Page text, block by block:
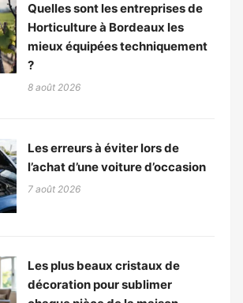
Quelles sont les entreprises de
Horticulture à Bordeaux les
mieux équipées techniquement
?
8 août 2026
Les erreurs à éviter lors de
l’achat d’une voiture d’occasion
7 août 2026
Les plus beaux cristaux de
décoration pour sublimer